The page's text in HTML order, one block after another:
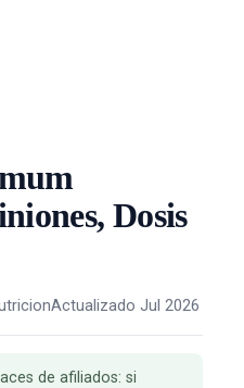
Dosis
Actualizado Jul 2026
de afiliados: si